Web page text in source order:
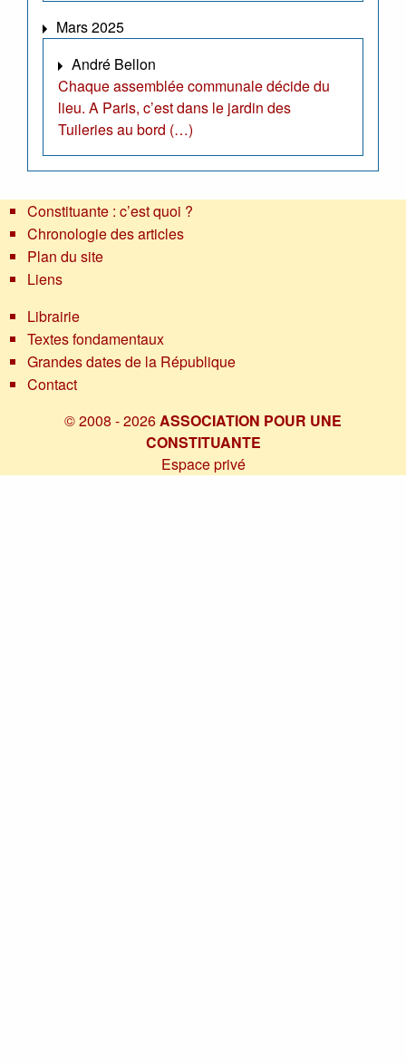
Mars 2025
André Bellon
Chaque assemblée communale décide du
lieu. A Paris, c’est dans le jardin des
Tuileries au bord (…)
Constituante : c’est quoi ?
Chronologie des articles
Plan du site
Liens
Librairie
Textes fondamentaux
Grandes dates de la République
Contact
© 2008 - 2026ASSOCIATION POUR UNE
CONSTITUANTE
Espace privé